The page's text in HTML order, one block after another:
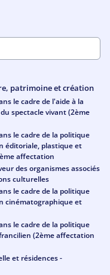
patrimoine et création
le cadre de l'aide à la
spectacle vivant (2ème
le cadre de la politique
éditoriale, plastique et
affectation
des organismes associés
culturelles
le cadre de la politique
cinématographique et
le cadre de la politique
(2ème affectation
et résidences -